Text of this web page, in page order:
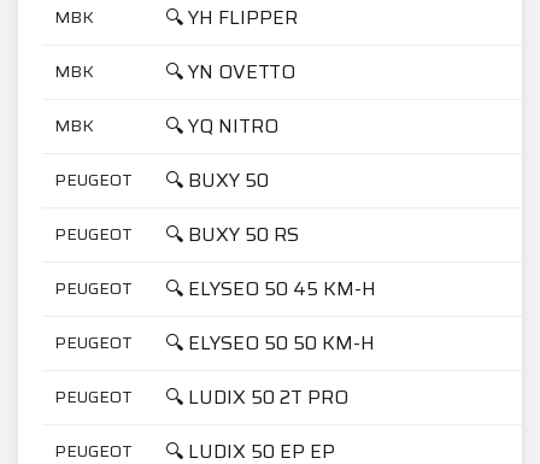
MBK 🔍 YH FLIPPER
MBK 🔍 YN OVETTO
MBK 🔍 YQ NITRO
PEUGEOT 🔍 BUXY 50
PEUGEOT 🔍 BUXY 50 RS
PEUGEOT 🔍 ELYSEO 50 45 KM-H
PEUGEOT 🔍 ELYSEO 50 50 KM-H
PEUGEOT 🔍 LUDIX 50 2T PRO
PEUGEOT 🔍 LUDIX 50 EP EP